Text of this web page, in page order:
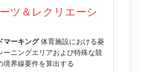
ツ＆レクリエーシ
マーキング体育施設における菱
ーニングエリアおよび特殊な競
境界線要件を算出する